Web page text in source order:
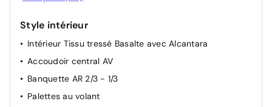
Radio numérique terrestre (DAB)
Ordinateur de bord
Style intérieur
Intérieur Tissu tressé Basalte avec Alcantara
Accoudoir central AV
Banquette AR 2/3 - 1/3
Palettes au volant